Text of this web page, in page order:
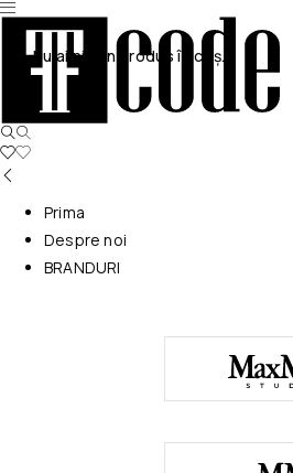
Nu ai niciun produs în coș.
Prima
Despre noi
BRANDURI